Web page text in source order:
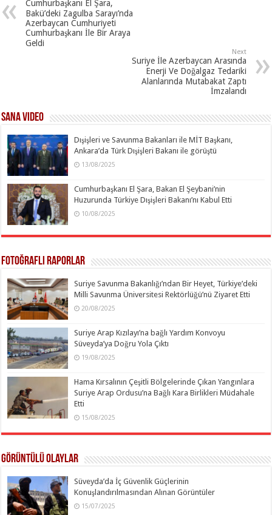
Cumhurbaşkanı El Şara,
Bakü’deki Zagulba Sarayı’nda
Azerbaycan Cumhuriyeti
Cumhurbaşkanı İle Bir Araya
Geldi
Next
Suriye İle Azerbaycan Arasında
Enerji Ve Doğalgaz Tedariki
Alanlarında Mutabakat Zaptı
İmzalandı
SANA Video
Dışişleri ve Savunma Bakanları ile MİT Başkanı,
Ankara’da Türk Dışişleri Bakanı ile görüştü
13/08/2025
Cumhurbaşkanı El Şara, Bakan El Şeybani’nin
Huzurunda Türkiye Dışişleri Bakanı’nı Kabul Etti
10/08/2025
Fotoğraflı Raporlar
Suriye Savunma Bakanlığı’ndan Bir Heyet, Türkiye’deki
Milli Savunma Üniversitesi Rektörlüğü’nü Ziyaret Etti
20/08/2025
Suriye Arap Kızılayı’na bağlı Yardım Konvoyu
Süveyda’ya Doğru Yola Çıktı
19/08/2025
Hama Kırsalının Çeşitli Bölgelerinde Çıkan Yangınlara
Suriye Arap Ordusu’na Bağlı Kara Birlikleri Müdahale
Etti
15/08/2025
Görüntülü Olaylar
Süveyda’da İç Güvenlik Güçlerinin
Konuşlandırılmasından Alınan Görüntüler
15/07/2025